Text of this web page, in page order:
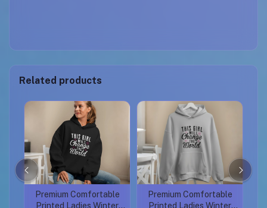
Related products
Premium Comfortable
Printed Ladies Winter
Premium Comfortable
Printed Ladies Winter